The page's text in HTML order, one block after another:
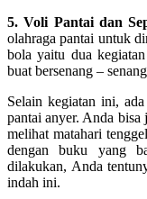
5. Voli Pantai dan
olahraga pantai untuk
bola yaitu dua
buat bersenang –
Selain kegiatan ini,
pantai anyer. Anda bisa
melihat matahari
dengan buku yang
dilakukan, Anda
indah ini.